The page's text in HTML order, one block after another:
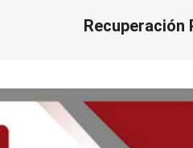
Recuperación